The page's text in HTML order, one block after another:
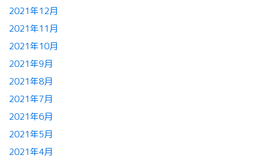
2021年12月
2021年11月
2021年10月
2021年9月
2021年8月
2021年7月
2021年6月
2021年5月
2021年4月